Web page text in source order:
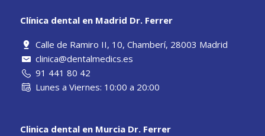
Clínica dental en Madrid Dr. Ferrer
Calle de Ramiro II, 10, Chamberí, 28003 Madrid
clinica@dentalmedics.es
91 441 80 42
Lunes a Viernes: 10:00 a 20:00
Clinica dental en Murcia Dr. Ferrer